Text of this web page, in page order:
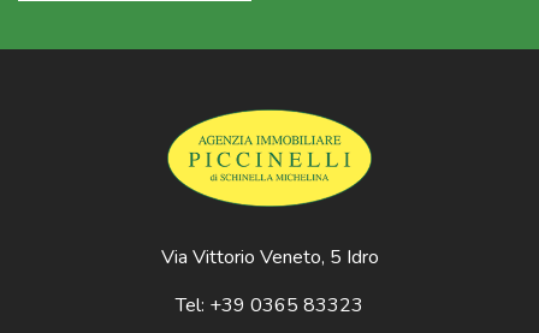
Via Vittorio Veneto, 5 Idro
Tel: +39 0365 83323